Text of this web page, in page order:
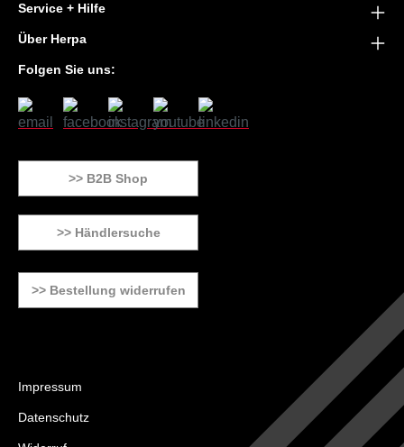
Service + Hilfe
Über Herpa
Folgen Sie uns:
>> B2B Shop
>> Händlersuche
>> Bestellung widerrufen
Impressum
Datenschutz